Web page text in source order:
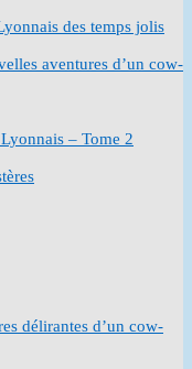
des temps jolis
aventures d’un cow-
– Tome 2
délirantes d’un cow-